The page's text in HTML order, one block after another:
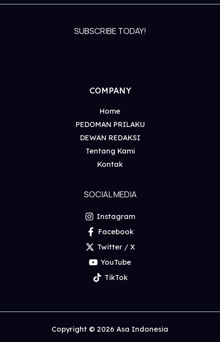
SUBSCRIBE TODAY!
COMPANY
Home
PEDOMAN PRILAKU
DEWAN REDAKSI
Tentang Kami
Kontak
SOCIAL MEDIA
Instagram
Facebook
Twitter / X
YouTube
TikTok
Copyright © 2026 Asa Indonesia